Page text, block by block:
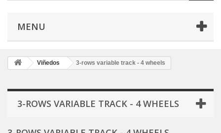
MENU
Viñedos 3-rows variable track - 4 wheels
3-ROWS VARIABLE TRACK - 4 WHEELS